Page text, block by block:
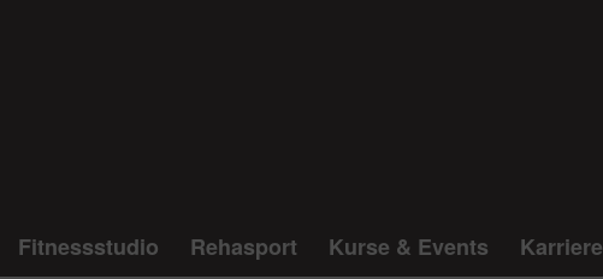
Fitnessstudio Rehasport Kurse & Events Karriere